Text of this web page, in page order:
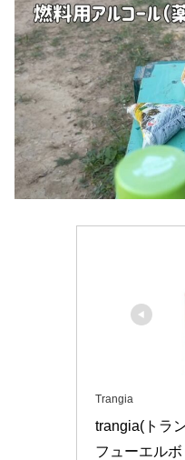
Trangia
trangia(トラ
フューエル